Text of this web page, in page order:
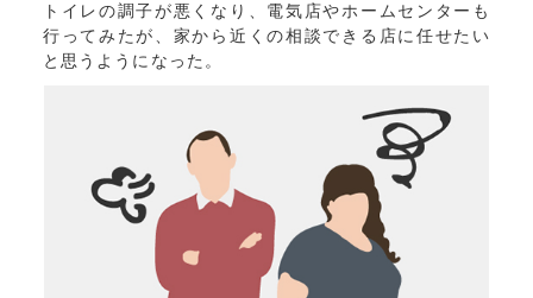
トイレの調子が悪くなり、電気店やホームセンターも
行ってみたが、家から近くの相談できる店に任せたい
と思うようになった。